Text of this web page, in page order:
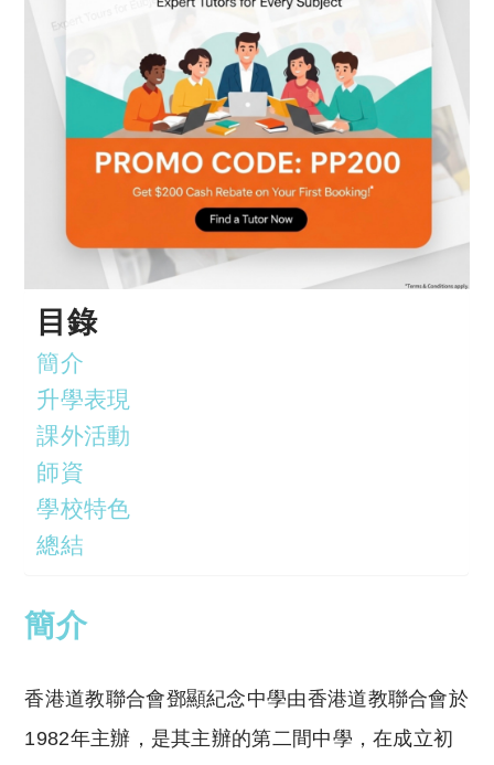
目錄
簡介
升學表現
課外活動
師資
學校特色
總結
簡介
香港道教聯合會鄧顯紀念中學由香港道教聯合會於
1982年主辦，是其主辦的第二間中學，在成立初